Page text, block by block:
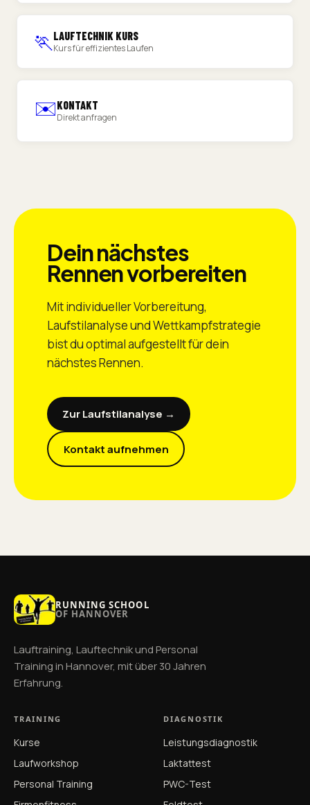
🏃 LAUFTECHNIK KURS
Kurs für effizientes Laufen
✉️KONTAKT
Direkt anfragen
Dein nächstes
Rennen vorbereiten
Mit individueller Vorbereitung,
Laufstilanalyse und Wettkampfstrategie
bist du optimal aufgestellt für dein
nächstes Rennen.
Zur Laufstilanalyse →
Kontakt aufnehmen
RUNNING SCHOOL
OF HANNOVER
Lauftraining, Lauftechnik und Personal
Training in Hannover, mit über 30 Jahren
Erfahrung.
TRAINING
Kurse
Laufworkshop
Personal Training
DIAGNOSTIK
Leistungsdiagnostik
Laktattest
PWC-Test